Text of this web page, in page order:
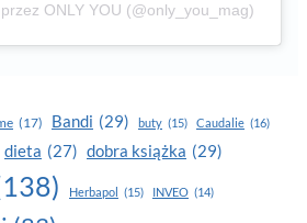
ONLY YOU (@only_you_mag)
(17) Bandi (29) buty (15) Caudalie (16)
dieta (27) dobra książka (29)
Herbapol (15) INVEO (14)